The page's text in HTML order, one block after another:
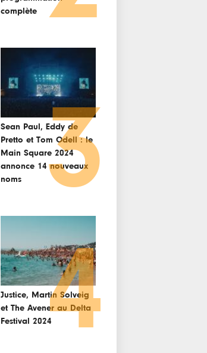
complète
Sean Paul, Eddy de
Pretto et Tom Odell : le
Main Square 2024
annonce 14 nouveaux
noms
3
Justice, Martin Solveig
et The Avener au Delta
Festival 20244